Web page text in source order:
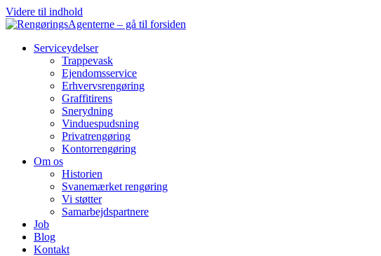
Videre til indhold
Serviceydelser
Trappevask
Ejendomsservice
Erhvervsrengøring
Graffitirens
Snerydning
Vinduespudsning
Privatrengøring
Kontorrengøring
Om os
Historien
Svanemærket rengøring
Vi støtter
Samarbejdspartnere
Job
Blog
Kontakt